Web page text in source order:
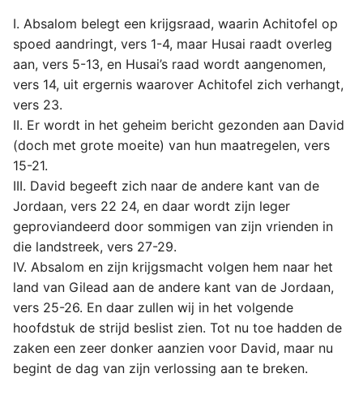
I. Absalom belegt een krijgsraad, waarin Achitofel op
spoed aandringt, vers 1-4, maar Husai raadt overleg
aan, vers 5-13, en Husai’s raad wordt aangenomen,
vers 14, uit ergernis waarover Achitofel zich verhangt,
vers 23.
II. Er wordt in het geheim bericht gezonden aan David
(doch met grote moeite) van hun maatregelen, vers
15-21.
III. David begeeft zich naar de andere kant van de
Jordaan, vers 22 24, en daar wordt zijn leger
geproviandeerd door sommigen van zijn vrienden in
die landstreek, vers 27-29.
IV. Absalom en zijn krijgsmacht volgen hem naar het
land van Gilead aan de andere kant van de Jordaan,
vers 25-26. En daar zullen wij in het volgende
hoofdstuk de strijd beslist zien. Tot nu toe hadden de
zaken een zeer donker aanzien voor David, maar nu
begint de dag van zijn verlossing aan te breken.